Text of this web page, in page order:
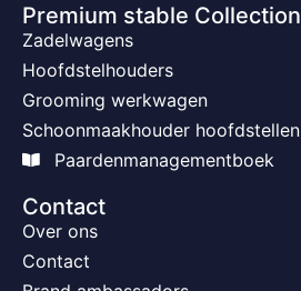
Premium stable Collection
Zadelwagens
Hoofdstelhouders
Grooming werkwagen
Schoonmaakhouder hoofdstellen
Paardenmanagementboek
Contact
Over ons
Contact